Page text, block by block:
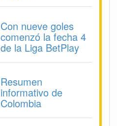
Con nueve goles
comenzó la fecha 4
de la Liga BetPlay
Resumen
informativo de
Colombia